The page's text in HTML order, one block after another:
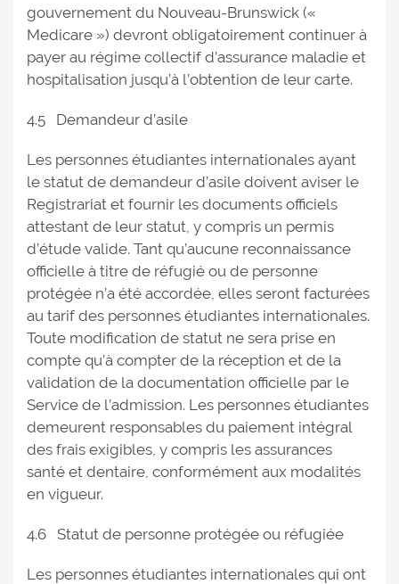
gouvernement du Nouveau-Brunswick («
Medicare ») devront obligatoirement continuer à
payer au régime collectif d’assurance maladie et
hospitalisation jusqu’à l’obtention de leur carte.
4.5 Demandeur d’asile
Les personnes étudiantes internationales ayant
le statut de demandeur d’asile doivent aviser le
Registrariat et fournir les documents officiels
attestant de leur statut, y compris un permis
d’étude valide. Tant qu’aucune reconnaissance
officielle à titre de réfugié ou de personne
protégée n’a été accordée, elles seront facturées
au tarif des personnes étudiantes internationales.
Toute modification de statut ne sera prise en
compte qu’à compter de la réception et de la
validation de la documentation officielle par le
Service de l’admission. Les personnes étudiantes
demeurent responsables du paiement intégral
des frais exigibles, y compris les assurances
santé et dentaire, conformément aux modalités
en vigueur.
4.6 Statut de personne protégée ou réfugiée
Les personnes étudiantes internationales qui ont